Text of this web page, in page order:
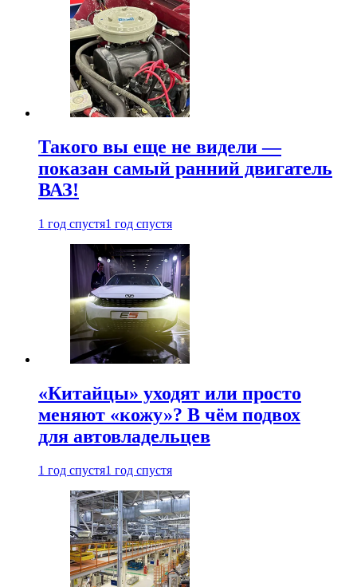
Такого вы еще не видели —
показан самый ранний двигатель
ВАЗ!
1 год спустя1 год спустя
«Китайцы» уходят или просто
меняют «кожу»? В чём подвох
для автовладельцев
1 год спустя1 год спустя